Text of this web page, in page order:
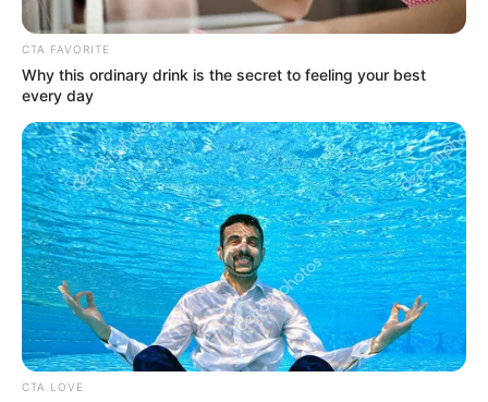
Alcaldía de Medellín
Así quedaría el Parque Primavera Norte en Medellín
Por: Paola Agredo Tapias
Septiembre 7, 2025
CTA FAVORITE
Why this ordinary drink is the secret to feeling your best
every day
CTA LOVE